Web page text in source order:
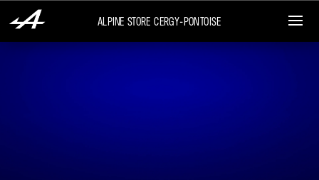
Alpine Store Cergy-Pontoise